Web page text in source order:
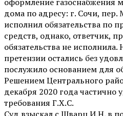
дома по адресу: г. Сочи, пер.
исполнил обязательства по
средств, однако, ответчик,
обязательства не
претензии остались без
послужило основанием для
Решением Центрального
декабря 2020 года частично
требования Г.Х.С.